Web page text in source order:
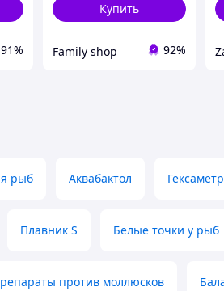
91%
Купить
Family shop 92%
рыб Аквабактол
Плавник S Белые точки у рыб
против моллюсков